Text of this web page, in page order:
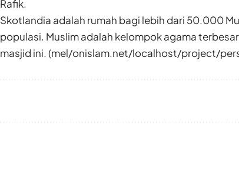
Rafik.
Skotlandia adalah rumah bagi lebih dari 50.000
populasi. Muslim adalah kelompok agama
masjid ini. (mel/onislam.net/localhost/project/